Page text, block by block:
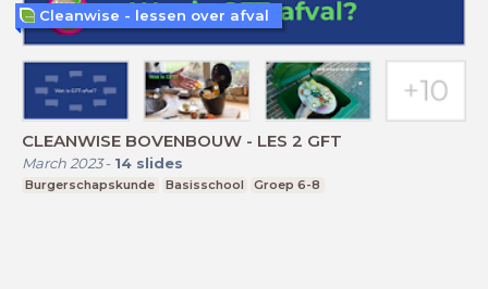
CLEANWISE BOVENBOUW - LES 2 GFT
March 2023- 14 slides
Burgerschapskunde Basisschool Groep 6-8
Cleanwise - lessen over afval